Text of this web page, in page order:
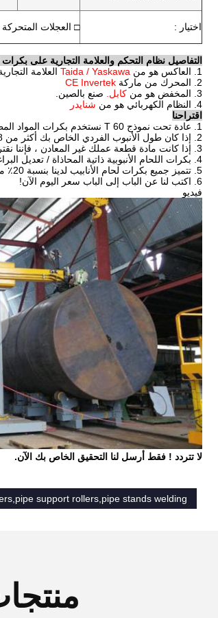
اختيار : □ العجلات المتحركة Control التحكم اللاسلكي Control التحكم عن بعد
التفاصيل نظام التحكم والعلامة التجارية على بكرات
1. العاكس هو من
Taida / Yaskawa العلامة
2. المحرك من ماركة
CE Invertek
3. المخفض هو من
كابل.
صنع بالصين.
4. النظام الكهربائي هو من
شنايدر
اقتراحنا
1. عادة تحت نموذج 60 T نستخدم بكرات المواد المطاطية ، العلوي نستخدم بكرات المواد الفولاذية.
2. إذا كان طول الأنبوب الفردي الخاص بك أكثر من 8 أمتار ، فيجب عليك استخدام 1 مدعوم بمُشغل 2 لدعم.
3. إذا كانت مادة قطعة عملك غير المعادن ، فإننا نقترح بكرات PU.
4. بكرات اللحام الأنبوبية ذاتية المحاذاة / تعديل البراغي / تعديل برغي الرصاص / تجهيز دوارات اللحام.
5. تتميز جميع بكرات لحام الأنابيب لدينا بنسبة 20٪ من الوزن الزائد ، لكننا نقترح استخدامها في نطاقات الأمان.
6. اكتب لنا عن الباب إلى الباب سعر اليوم الآن!
فيديو
لا تتردد ! فقط أرسل لنا التحقيق الخاص بك الآن.
support rollers,pipe stands welding